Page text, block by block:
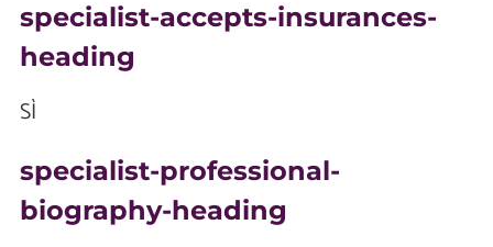
specialist-accepts-insurances-
heading
SÌ
specialist-professional-
biography-heading